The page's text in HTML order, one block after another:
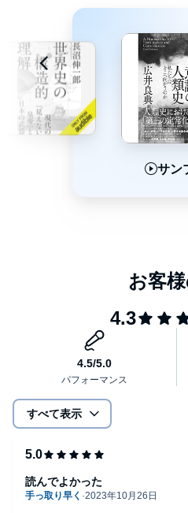
サン
すべて表示
読んでよかった